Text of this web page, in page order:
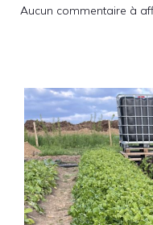
Aucun commentaire à